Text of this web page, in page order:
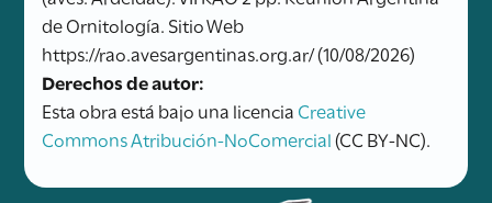
de Ornitología. Sitio Web
https://rao.avesargentinas.org.ar/ (10/08/2026)
Derechos de autor:
Esta obra está bajo una licencia Creative
Commons Atribución-NoComercial(CC BY-NC).